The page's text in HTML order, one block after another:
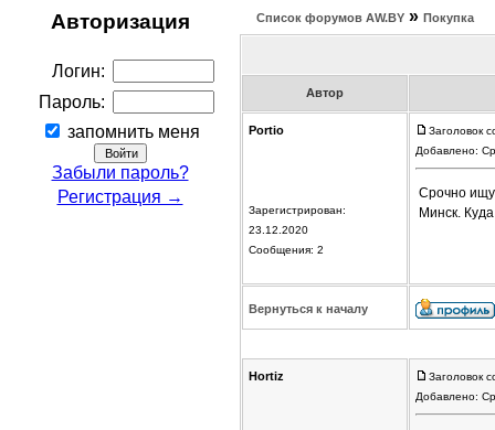
Авторизация
Логин:
Пароль:
запомнить меня
Забыли пароль?
Регистрация →
Список форумов АW.BY » Покупка
Автор
Portio
Зарегистрирован:
23.12.2020
Сообщения: 2
Заголовок
Добавлено:
Срочно ищу
Минск.
Вернуться к началу
Hortiz
Заголовок
Добавлено: